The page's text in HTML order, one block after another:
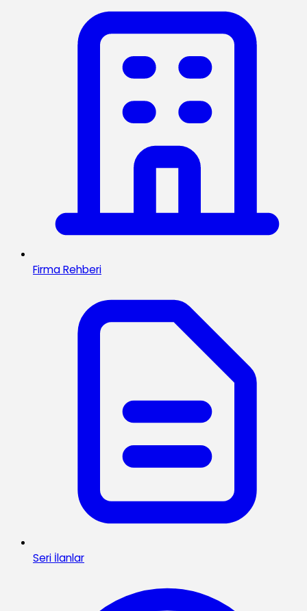
Firma Rehberi
Seri İlanlar